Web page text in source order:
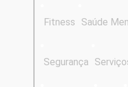
Fitness Saúde
Segurança